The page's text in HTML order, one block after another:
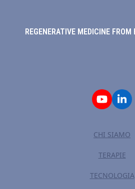
REGENERATIVE MEDICINE
YouTube
CHI SIAMO
TERAPIE
TECNOLOGIA